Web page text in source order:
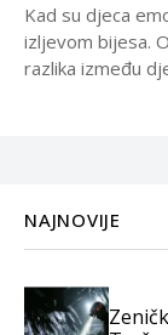
Kad su djeca
izljevom bijesa.
razlika između
NAJNOVIJE